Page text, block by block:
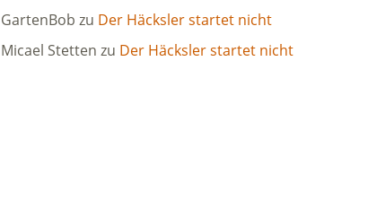
GartenBob zu Der Häcksler startet nicht
Micael Stetten zu Der Häcksler startet nicht